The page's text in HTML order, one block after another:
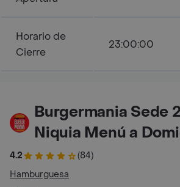
Horario de
Cierre
23:00:00
Burgermania Sede
Niquia Menú a
4.2
(84)
Hamburguesa